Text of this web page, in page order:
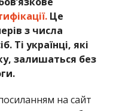
Це
з числа
Ті українці, які
залишаться без
на сайт